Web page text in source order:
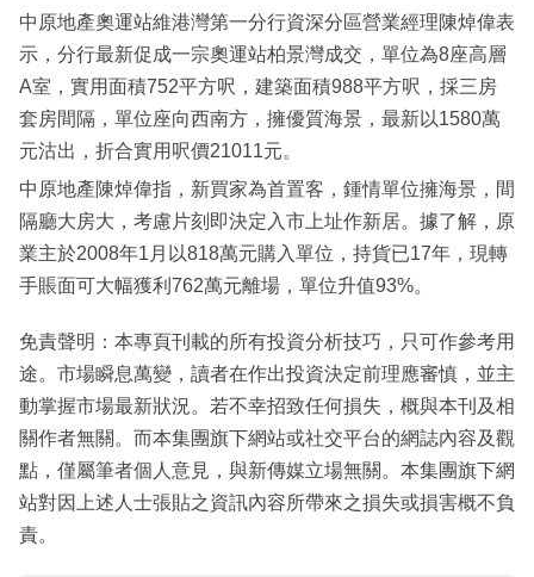
區
中原地產奧運站維港灣第一分行資深分區營業經理陳焯偉表
示，分行最新促成一宗奧運站柏景灣成交，單位為8座高層
A室，實用面積752平方呎，建築面積988平方呎，採三房
套房間隔，單位座向西南方，擁優質海景，最新以1580萬
元沽出，折合實用呎價21011元。
中原地產陳焯偉指，新買家為首置客，鍾情單位擁海景，間
隔廳大房大，考慮片刻即決定入市上址作新居。據了解，原
業主於2008年1月以818萬元購入單位，持貨已17年，現轉
手賬面可大幅獲利762萬元離場，單位升值93%。
免責聲明：本專頁刊載的所有投資分析技巧，只可作參考用
途。市場瞬息萬變，讀者在作出投資決定前理應審慎，並主
動掌握市場最新狀況。若不幸招致任何損失，概與本刊及相
關作者無關。而本集團旗下網站或社交平台的網誌內容及觀
點，僅屬筆者個人意見，與新傳媒立場無關。本集團旗下網
站對因上述人士張貼之資訊內容所帶來之損失或損害概不負
責。